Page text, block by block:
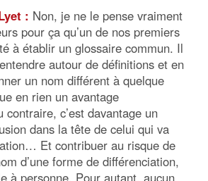
: Non, je ne le pense vraiment
pour ça qu’un de nos premiers
à établir un glossaire commun. Il
autour de définitions et en
un nom différent à quelque
en rien un avantage
contraire, c’est davantage un
dans la tête de celui qui va
Et contribuer au risque de
d’une forme de différenciation,